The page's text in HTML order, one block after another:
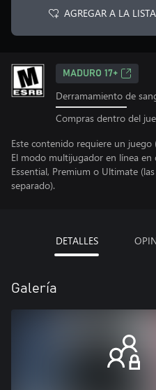
AGREGAR A LA
MADURO 17+
Derramamiento de
Compras dentro del
Este contenido requiere un juego
El modo multijugador en línea en
Essential, Premium o Ultimate
separado).
DETALLES
Galería